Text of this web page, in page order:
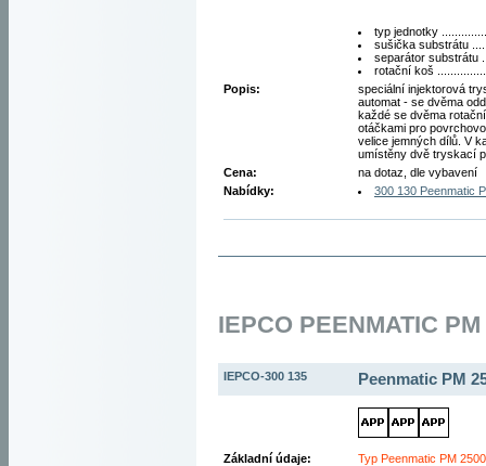
typ jednotky
sušička substrátu
separátor substrátu
rotační koš
Popis:
speciální injektorová
automat - se dvěma
každé se dvěma
otáčkami pro
velice jemných dílů. V
umístěny dvě tryskací
Cena:
na dotaz, dle vybavení
Nabídky:
300 130 Peenmatic
IEPCO PEENMATIC
IEPCO-300 135 Peenmatic PM
Základní údaje:
Typ Peenmatic PM